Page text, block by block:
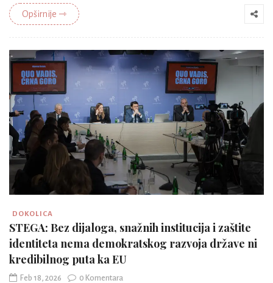
Opširnije ⇾
DOKOLICA
STEGA: Bez dijaloga, snažnih institucija i zaštite
identiteta nema demokratskog razvoja države ni
kredibilnog puta ka EU
Feb 18, 2026 0 Komentara